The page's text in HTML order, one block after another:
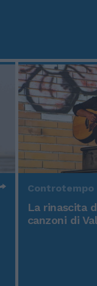
Controtempo
La rinascita
canzoni di